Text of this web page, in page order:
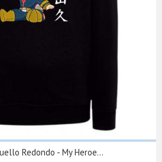
Redondo - My Heroe...